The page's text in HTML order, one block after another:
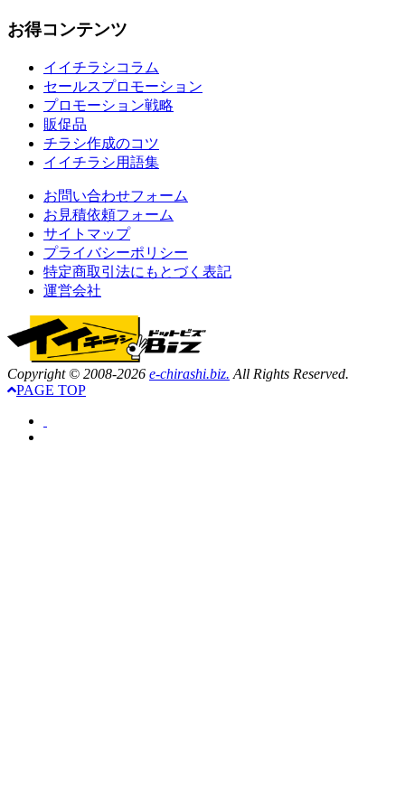
お得コンテンツ
イイチラシコラム
セールスプロモーション
プロモーション戦略
販促品
チラシ作成のコツ
イイチラシ用語集
お問い合わせフォーム
お見積依頼フォーム
サイトマップ
プライバシーポリシー
特定商取引法にもとづく表記
運営会社
Copyright © 2008-2026 e-chirashi.biz. All Rights Reserved.
PAGE TOP